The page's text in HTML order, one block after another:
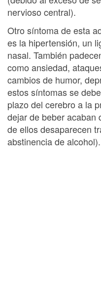
nervioso central).
Otro síntoma de esta
es la hipertensión, un
nasal. También
como ansiedad,
cambios de humor,
estos síntomas se
plazo del cerebro a la
dejar de beber acaban
de ellos desaparecen
abstinencia de alcohol).